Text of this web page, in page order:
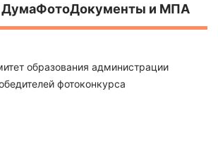
ДумаФотоДокументы и МПА
образования администрации
фотоконкурса